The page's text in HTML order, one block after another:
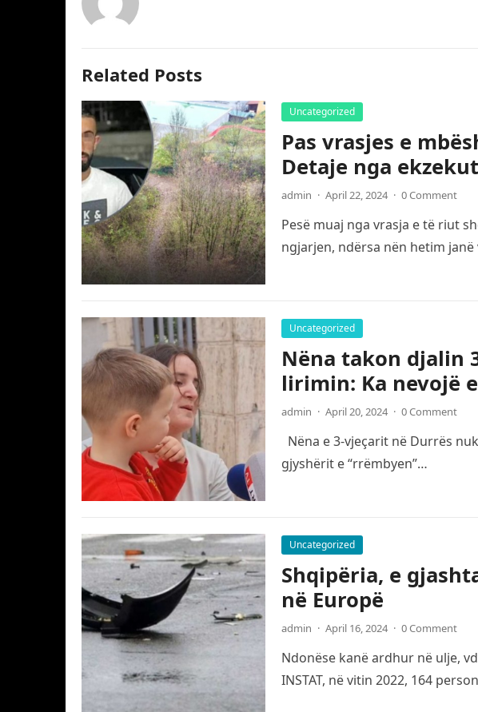
Related Posts
Uncategorized
Pas vrasjes e
Detaje nga
admin · April 22, 2024 · 0 Comment
Pesë muaj nga vrasja e të riut
ngjarjen, ndërsa nën hetim
Uncategorized
Nëna takon djalin
lirimin: Ka nevojë
admin · April 20, 2024 · 0 Comment
Nëna e 3-vjeçarit në Durrës
gjyshërit e “rrëmbyen”…
Uncategorized
Shqipëria, e
në Europë
admin · April 16, 2024 · 0 Comment
Ndonëse kanë ardhur në ulje,
INSTAT, në vitin 2022, 164